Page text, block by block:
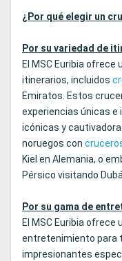
¿Por qué elegir un
Por su variedad de
El MSC Euribia
itinerarios, incluidos
Emiratos. Estos
experiencias únicas e
icónicas y
noruegos con
Kiel en Alemania, o
Pérsico visitando
Por su gama de
El MSC Euribia
entretenimiento para
impresionantes